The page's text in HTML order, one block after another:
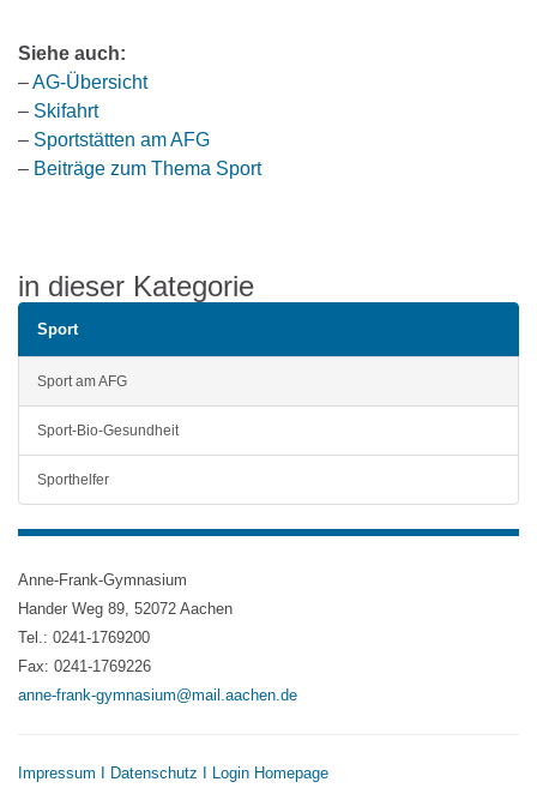
Siehe auch:
–AG-Übersicht
– Skifahrt
– Sportstätten am AFG
– Beiträge zum Thema Sport
in dieser Kategorie
Sport
Sport am AFG
Sport-Bio-Gesundheit
Sporthelfer
Anne-Frank-Gymnasium
Hander Weg 89, 52072 Aachen
Tel.: 0241-1769200
Fax: 0241-1769226
anne-frank-gymnasium@mail.aachen.de
Impressum I Datenschutz I Login Homepage